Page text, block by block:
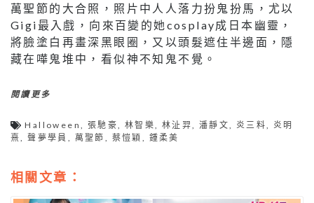
萬聖節的大合照，照片中人人落力扮鬼扮馬，尤以
Gigi最入戲，向來百變的她cosplay成日本幽靈，
將臉塗白再畫深黑眼圈，又以頭髮遮住半邊面，隱
藏在嘩鬼堆中，看似神不知鬼不覺。
閱讀更多
Halloween 張馳豪 林智樂 林沚羿 潘靜文 炎三料
炎明
熹
,聲夢學員 萬聖節 蔡愷穎 鍾柔美
相關文章：